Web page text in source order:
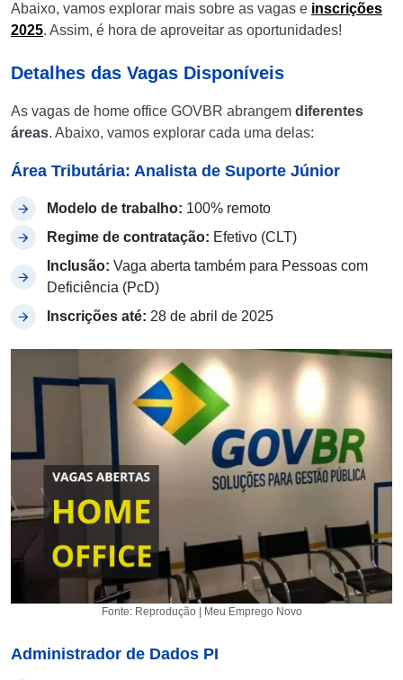
Abaixo, vamos explorar mais sobre as vagas e inscrições
2025. Assim, é hora de aproveitar as oportunidades!
Detalhes das Vagas Disponíveis
As vagas de home office GOVBR abrangem diferentes
áreas. Abaixo, vamos explorar cada uma delas:
Área Tributária: Analista de Suporte Júnior
Modelo de trabalho: 100% remoto
Regime de contratação: Efetivo (CLT)
Inclusão: Vaga aberta também para Pessoas com
Deficiência (PcD)
Inscrições até: 28 de abril de 2025
Fonte: Reprodução | Meu Emprego Novo
Administrador de Dados PI